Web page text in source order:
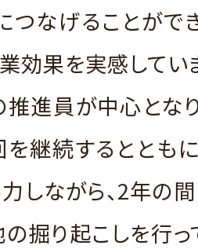
つなげることができ
効果を実感してい
推進員が中心とな
継続するととも
しながら、2年の
掘り起こしを行っ